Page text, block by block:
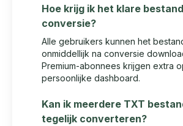
Hoe krijg ik het klare
conversie?
Alle gebruikers kunnen het
onmiddellijk na conversie
Premium-abonnees krijgen extra
persoonlijke dashboard.
Kan ik meerdere TXT
tegelijk converteren?